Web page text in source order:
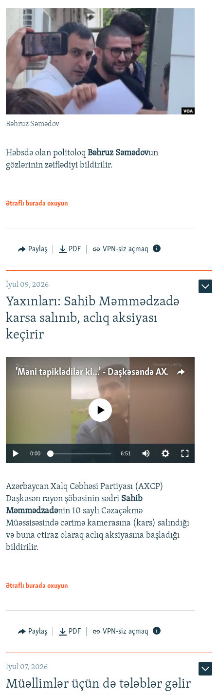
Bəhruz Səmədov
Həbsdə olan politoloq Bəhruz Səmədovun
gözlərinin zəiflədiyi bildirilir.
Ətraflı burada oxuyun
Paylaş PDF VPN-siz açmaq
İyul 09, 2026
Yaxınları: Sahib Məmmədzadə
karsa salınıb, aclıq aksiyası
keçirir
'Məni təpiklədilər ki...' - Daşkəsəndə AXCP fəalının yaxınları onun həbsinə etiraz edirlər
Auto 240p 360p
720p 1080p
No media source currently available
0:00 6:51
360p
720p
1080p
Azərbaycan Xalq Cəbhəsi Partiyası (AXCP)
Daşkəsən rayon şöbəsinin sədri Sahib
Məmmədzadənin 10 saylı Cəzaçəkmə
Müəssisəsində cərimə kamerasına (kars) salındığı
və buna etiraz olaraq aclıq aksiyasına başladığı
bildirilir.
Ətraflı burada oxuyun
Paylaş PDF VPN-siz açmaq
İyul 07, 2026
Müəllimlər üçün də tələblər gəlir